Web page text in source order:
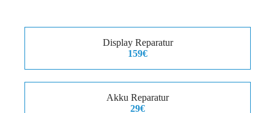
Display Reparatur
159€
Akku Reparatur
29€